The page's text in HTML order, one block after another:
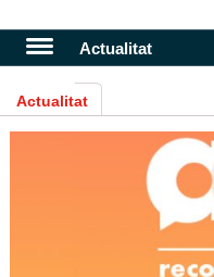
Actualitat
Actualitat